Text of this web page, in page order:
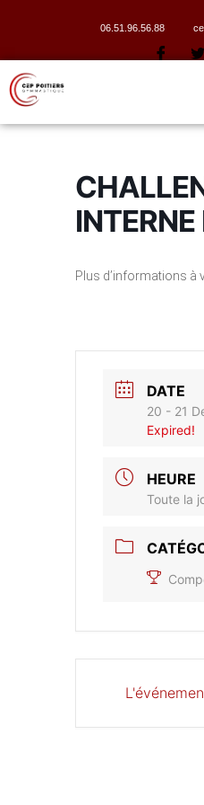
06.51.96.56.88
INTERNE
Plus d’informations à
DATE
20 - 21
Expired!
HEURE
Toute la